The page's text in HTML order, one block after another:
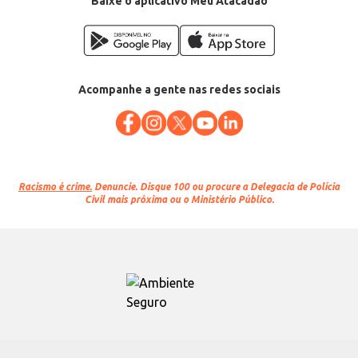
Acompanhe a gente nas redes sociais
Racismo é crime. Denuncie. Disque 100 ou procure a Delegacia de Polícia
Civil mais próxima ou o Ministério Público.